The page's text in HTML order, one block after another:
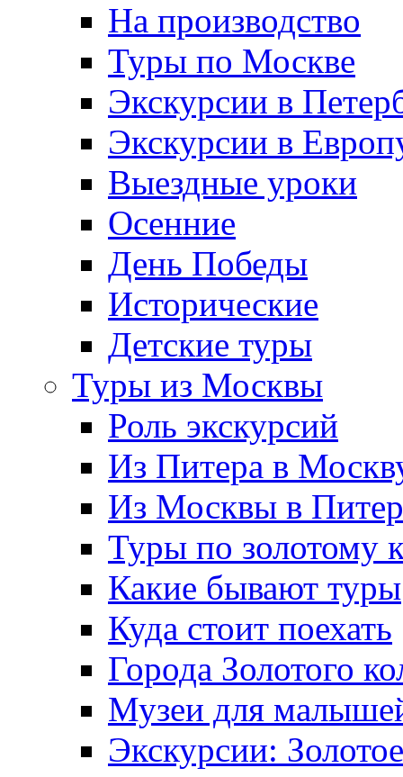
На производство
Туры по Москве
Экскурсии в
Экскурсии в
Выездные уроки
Осенние
День Победы
Исторические
Детские туры
Туры из Москвы
Роль экскурсий
Из Питера в
Из Москвы в Питер
Туры по золотому
Какие бывают туры
Куда стоит поехать
Города Золотого
Музеи для
Экскурсии: